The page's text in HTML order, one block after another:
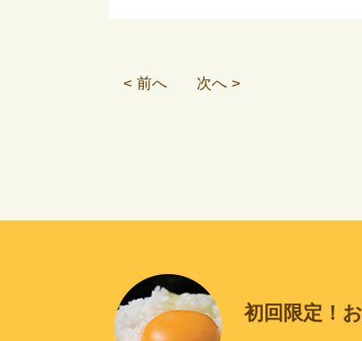
< 前へ 次へ >
初回限定！